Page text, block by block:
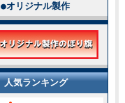
●オリジナル製作
人気ランキング